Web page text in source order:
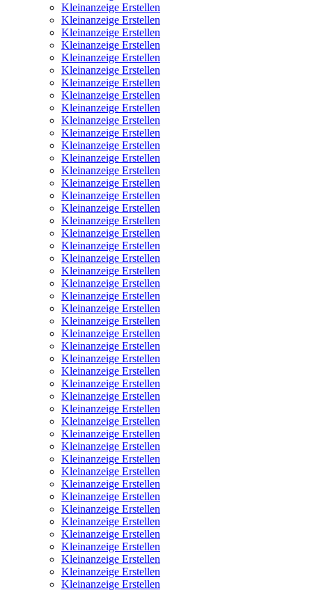
Kleinanzeige Erstellen
Kleinanzeige Erstellen
Kleinanzeige Erstellen
Kleinanzeige Erstellen
Kleinanzeige Erstellen
Kleinanzeige Erstellen
Kleinanzeige Erstellen
Kleinanzeige Erstellen
Kleinanzeige Erstellen
Kleinanzeige Erstellen
Kleinanzeige Erstellen
Kleinanzeige Erstellen
Kleinanzeige Erstellen
Kleinanzeige Erstellen
Kleinanzeige Erstellen
Kleinanzeige Erstellen
Kleinanzeige Erstellen
Kleinanzeige Erstellen
Kleinanzeige Erstellen
Kleinanzeige Erstellen
Kleinanzeige Erstellen
Kleinanzeige Erstellen
Kleinanzeige Erstellen
Kleinanzeige Erstellen
Kleinanzeige Erstellen
Kleinanzeige Erstellen
Kleinanzeige Erstellen
Kleinanzeige Erstellen
Kleinanzeige Erstellen
Kleinanzeige Erstellen
Kleinanzeige Erstellen
Kleinanzeige Erstellen
Kleinanzeige Erstellen
Kleinanzeige Erstellen
Kleinanzeige Erstellen
Kleinanzeige Erstellen
Kleinanzeige Erstellen
Kleinanzeige Erstellen
Kleinanzeige Erstellen
Kleinanzeige Erstellen
Kleinanzeige Erstellen
Kleinanzeige Erstellen
Kleinanzeige Erstellen
Kleinanzeige Erstellen
Kleinanzeige Erstellen
Kleinanzeige Erstellen
Kleinanzeige Erstellen